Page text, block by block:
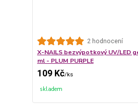
2 hodnocení
X-NAILS bezvýpotkový UV/LED
ml - PLUM PURPLE
109 Kč/ks
skladem